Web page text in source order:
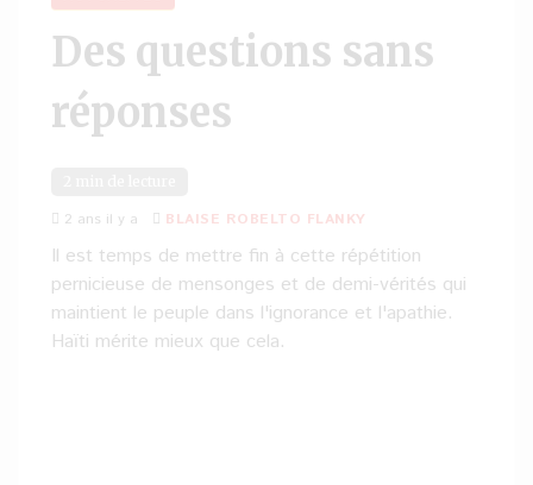
Des questions sans
réponses
2 ans il y a BLAISE ROBELTO FLANKY
Il est temps de mettre fin à cette répétition
pernicieuse de mensonges et de demi-vérités qui
maintient le peuple dans l'ignorance et l'apathie.
Haïti mérite mieux que cela.